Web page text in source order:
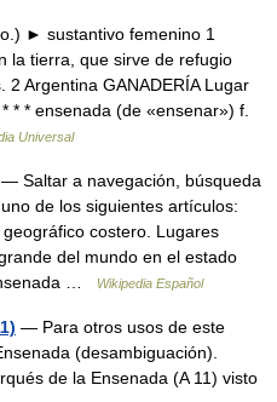
► sustantivo femenino 1
la tierra, que sirve de refugio
Argentina GANADERÍA Lugar
* * ensenada (de «ensenar») f.
Universal
— Saltar a navegación, búsqueda
de los siguientes artículos:
costero. Lugares
del mundo en el estado
…
Wikipedia Español
— Para otros usos de este
(desambiguación).
de la Ensenada (A 11) visto